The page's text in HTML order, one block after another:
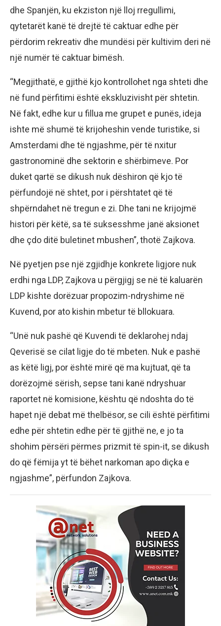
dhe Spanjën, ku ekziston një lloj rregullimi,
qytetarët kanë të drejtë të caktuar edhe për
përdorim rekreativ dhe mundësi për kultivim deri në
një numër të caktuar bimësh.
“Megjithatë, e gjithë kjo kontrollohet nga shteti dhe
në fund përfitimi është ekskluzivisht për shtetin.
Në fakt, edhe kur u fillua me grupet e punës, ideja
ishte më shumë të krijoheshin vende turistike, si
Amsterdami dhe të ngjashme, për të nxitur
gastronominë dhe sektorin e shërbimeve. Por
duket qartë se dikush nuk dëshiron që kjo të
përfundojë në shtet, por i përshtatet që të
shpërndahet në tregun e zi. Dhe tani ne krijojmë
histori për këtë, sa të suksesshme janë aksionet
dhe çdo ditë buletinet mbushen”, thotë Zajkova.
Në pyetjen pse një zgjidhje konkrete ligjore nuk
erdhi nga LDP, Zajkova u përgjigj se në të kaluarën
LDP kishte dorëzuar propozim-ndryshime në
Kuvend, por ato kishin mbetur të bllokuara.
“Unë nuk pashë që Kuvendi të deklarohej ndaj
Qeverisë se cilat ligje do të mbeten. Nuk e pashë
as këtë ligj, por është mirë që ma kujtuat, që ta
dorëzojmë sërish, sepse tani kanë ndryshuar
raportet në komisione, kështu që ndoshta do të
hapet një debat më thelbësor, se cili është përfitimi
edhe për shtetin edhe për të gjithë ne, e jo ta
shohim përsëri përmes prizmit të spin-it, se dikush
do që fëmija yt të bëhet narkoman apo diçka e
ngjashme”, përfundon Zajkova.